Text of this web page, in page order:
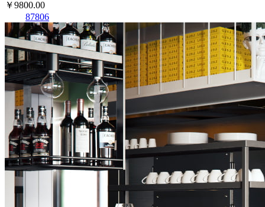
￥9800.00
87806